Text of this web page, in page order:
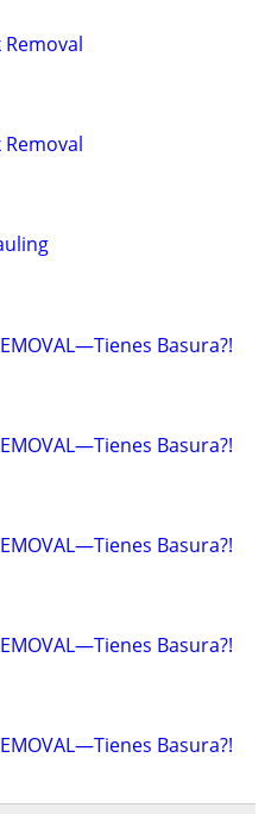
Removal
Removal
Basura?!
Basura?!
Basura?!
Basura?!
Basura?!